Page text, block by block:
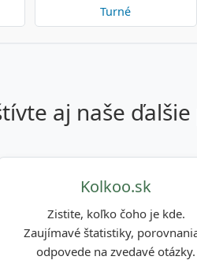
Turné
aj naše
Kolkoo.sk
Zistite, koľko čoho je kde.
Zaujímavé štatistiky,
odpovede na zvedavé otázky.